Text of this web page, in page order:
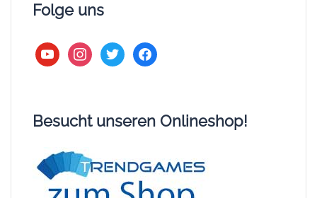
Folge uns
youtubeinstagram
twitter facebook
Besucht unseren Onlineshop!